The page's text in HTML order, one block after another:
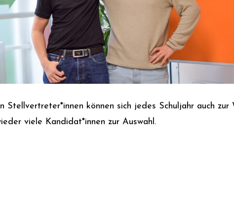
Stellvertreter*innen können sich jedes Schuljahr auch zur
viele Kandidat*innen zur Auswahl.